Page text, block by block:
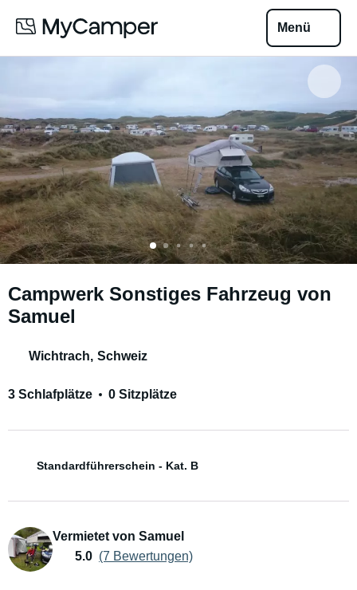
Menü
Campwerk Sonstiges Fahrzeug von
Samuel
Wichtrach, Schweiz
3 Schlafplätze 0 Sitzplätze
Standardführerschein - Kat. B
Vermietet von Samuel
5.0 (7 Bewertungen)